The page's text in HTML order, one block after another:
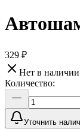
329 ₽
Нет в наличии
Количество:
Уточнить